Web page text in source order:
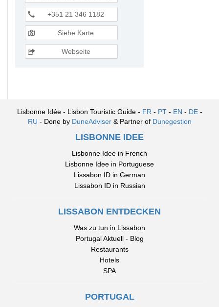
+351 21 346 1182
Siehe Karte
Webseite
Lisbonne Idée - Lisbon Touristic Guide - FR - PT- EN - DE-
RU - Done by DuneAdviser& Partner of Dunegestion
LISBONNE IDEE
Lisbonne Idee in French
Lisbonne Idee in Portuguese
Lissabon ID in German
Lissabon ID in Russian
LISSABON ENTDECKEN
Was zu tun in Lissabon
Portugal Aktuell - Blog
Restaurants
Hotels
SPA
PORTUGAL